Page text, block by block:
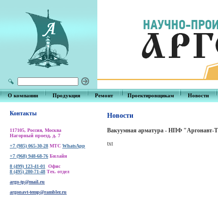
О компании Продукция Ремонт Проектировщикам Новости
Контакты
117105, Россия, Москва
Нагорный проезд, д. 7
+7 (985) 065-30-28 МТС WhatsApp
+7 (968) 948-68-76 Билайн
8 (499) 123-41-01 Офис
8 (495) 280-71-48 Тех. отдел
argo-tp@mail.ru
argonavt-temp@rambler.ru
Новости
Вакуумная арматура - НПФ "Аргонавт-
txt